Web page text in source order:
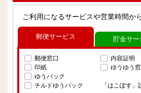
ご利用になるサービスや営業時間か
郵便サービス
郵便窓口
印紙
ゆうパック
チルドゆうパック
内容証明
ゆうゆう
「はこぽす」
貯金サー